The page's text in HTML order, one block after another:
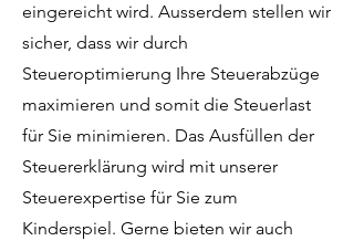
eingereicht wird. Ausserdem stellen wir
sicher, dass wir durch
Steueroptimierung Ihre Steuerabzüge
maximieren und somit die Steuerlast
für Sie minimieren. Das Ausfüllen der
Steuererklärung wird mit unserer
Steuerexpertise für Sie zum
Kinderspiel. Gerne bieten wir auch